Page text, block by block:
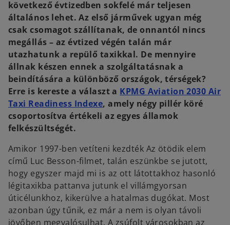
következő évtizedben sokfelé már teljesen
általános lehet. Az első járművek ugyan még
csak csomagot szállítanak, de onnantól nincs
megállás – az évtized végén talán már
utazhatunk a repülő taxikkal. De mennyire
állnak készen ennek a szolgáltatásnak a
beindítására a különböző országok, térségek?
Erre is kereste a választ a KPMG Aviation 2030 Air
Taxi Readiness Indexeo
p
s
i
n
a
n
e
, amely négy pillér köré
csoportosítva értékeli az egyes államok
felkészültségét.
Amikor 1997-ben vetíteni kezdték Az ötödik elem
című Luc Besson-filmet, talán eszünkbe se jutott,
hogy egyszer majd mi is az ott látottakhoz hasonló
légitaxikba pattanva jutunk el villámgyorsan
úticélunkhoz, kikerülve a hatalmas dugókat. Most
azonban úgy tűnik, ez már a nem is olyan távoli
jövőben megvalósulhat. A zsúfolt városokban az